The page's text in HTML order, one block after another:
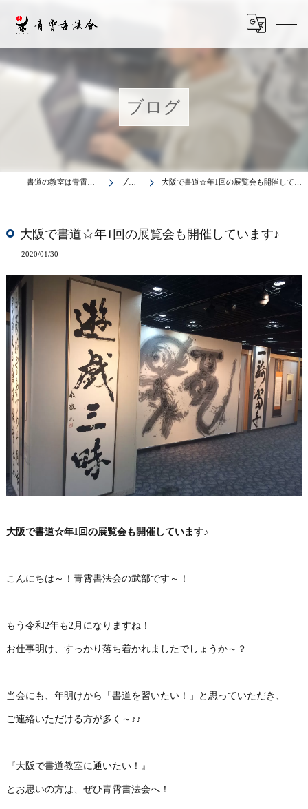
ブログ
書道の教室は青霄書法会 ブログ 大阪で書道☆年1回の展覧会も開催しています♪
大阪で書道☆年1回の展覧会も開催しています♪
2020/01/30
大阪で書道☆年1回の展覧会も開催しています♪
こんにちは～！青霄書法会の武部です～！
もう令和2年も2月になりますね！
お仕事明け、すっかり落ち着かれましたでしょうか～？
当会にも、年明けから「書道を習いたい！」と思っていただき、
ご連絡いただける方が多く～♪♪
『大阪で書道教室に通いたい！』
とお思いの方は、ぜひ青霄書法会へ！